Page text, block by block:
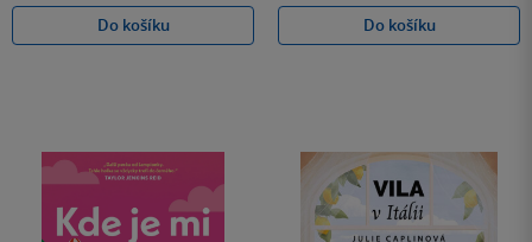
Do košíku
Do košíku